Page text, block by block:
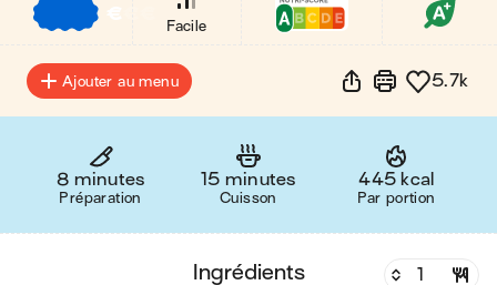
€
Facile
Ajouter au menu 5.7k
8 minutes
Préparation
15 minutes
Cuisson
445 kcal
Par portion
ingrédients